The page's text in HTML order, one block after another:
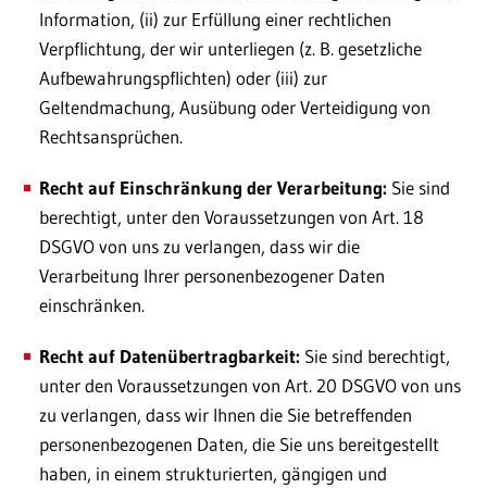
Information, (ii) zur Erfüllung einer rechtlichen
Verpflichtung, der wir unterliegen (z. B. gesetzliche
Aufbewahrungspflichten) oder (iii) zur
Geltendmachung, Ausübung oder Verteidigung von
Rechtsansprüchen.
Recht auf Einschränkung der Verarbeitung: Sie sind
berechtigt, unter den Voraussetzungen von Art. 18
DSGVO von uns zu verlangen, dass wir die
Verarbeitung Ihrer personenbezogener Daten
einschränken.
Recht auf Datenübertragbarkeit: Sie sind berechtigt,
unter den Voraussetzungen von Art. 20 DSGVO von uns
zu verlangen, dass wir Ihnen die Sie betreffenden
personenbezogenen Daten, die Sie uns bereitgestellt
haben, in einem strukturierten, gängigen und